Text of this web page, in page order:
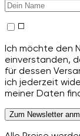
Ich möchte den
einverstanden,
für dessen
ich jederzeit
meiner Daten
Zum Newsletter